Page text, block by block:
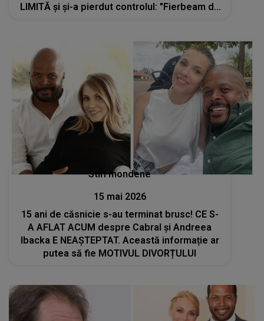
LIMITĂ și și-a pierdut controlul: "Fierbeam de
Stiri mondene
15 mai 2026
15 ani de căsnicie s-au terminat brusc! CE S-
A AFLAT ACUM despre Cabral și Andreea
Ibacka E NEAȘTEPTAT. Această informație ar
putea să fie MOTIVUL DIVORȚULUI